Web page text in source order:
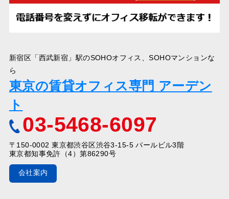
新宿区「西武新宿」駅のSOHOオフィス、SOHOマンションな
ら
東京の賃貸オフィス専門 アーデン
ト
03-5468-6097
〒150-0002 東京都渋谷区渋谷3-15-5 パールビル3階
東京都知事免許（4）第86290号
会社案内